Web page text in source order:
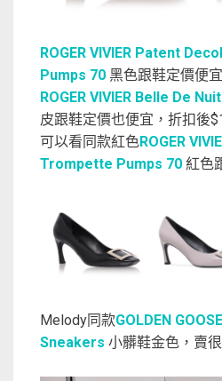
ROGER VIVIER Patent
Pumps 70 黑色跟鞋定價便
ROGER VIVIER Belle De
皮跟鞋定價也便宜，折扣後
可以看同款紅色ROGER
Trompette Pumps 70 紅色
Melody同款GOLDEN
Sneakers 小髒鞋金色，賣